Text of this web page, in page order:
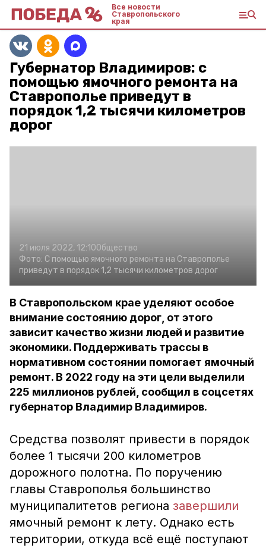
Все новости
Ставропольского
края
Губернатор Владимиров: с
помощью ямочного ремонта на
Ставрополье приведут в
порядок 1,2 тысячи километров
дорог
21 июля 2022, 12:10Общество
Фото: С помощью ямочного ремонта на Ставрополье
приведут в порядок 1,2 тысячи километров дорог
В Ставропольском крае уделяют особое
внимание состоянию дорог, от этого
зависит качество жизни людей и развитие
экономики. Поддерживать трассы в
нормативном состоянии помогает ямочный
ремонт. В 2022 году на эти цели выделили
225 миллионов рублей, сообщил в соцсетях
губернатор Владимир Владимиров.
Средства позволят привести в порядок
более 1 тысячи 200 километров
дорожного полотна. По поручению
главы Ставрополья большинство
муниципалитетов региона завершили
ямочный ремонт к лету. Однако есть
территории, откуда всё ещё поступают